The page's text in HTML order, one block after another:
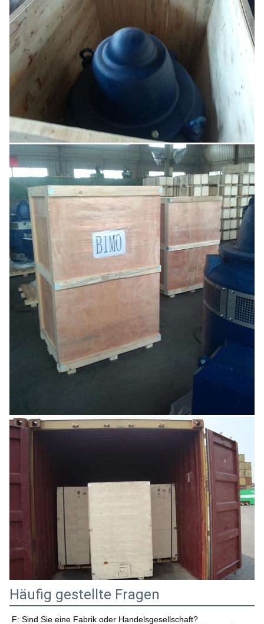
Häufig gestellte Fragen
F: Sind Sie eine Fabrik oder Handelsgesellschaft?